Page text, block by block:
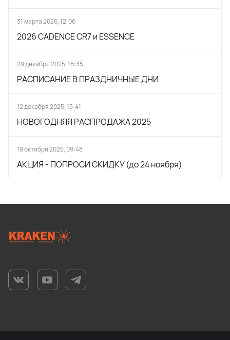
31 марта 2026, 12:06
2026 CADENCE CR7 и ESSENCE
29 декабря 2025, 18:35
РАСПИСАНИЕ В ПРАЗДНИЧНЫЕ ДНИ
12 декабря 2025, 15:41
НОВОГОДНЯЯ РАСПРОДАЖА 2025
19 октября 2025, 09:48
АКЦИЯ - ПОПРОСИ СКИДКУ (до 24 ноября)